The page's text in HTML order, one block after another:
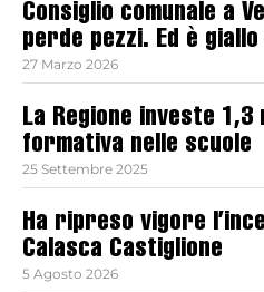
Consiglio comunale a
perde pezzi. Ed è
27 Marzo 2026
La Regione investe
formativa nelle scuole
25 Settembre 2025
Ha ripreso vigore
Calasca Castiglione
5 Agosto 2026